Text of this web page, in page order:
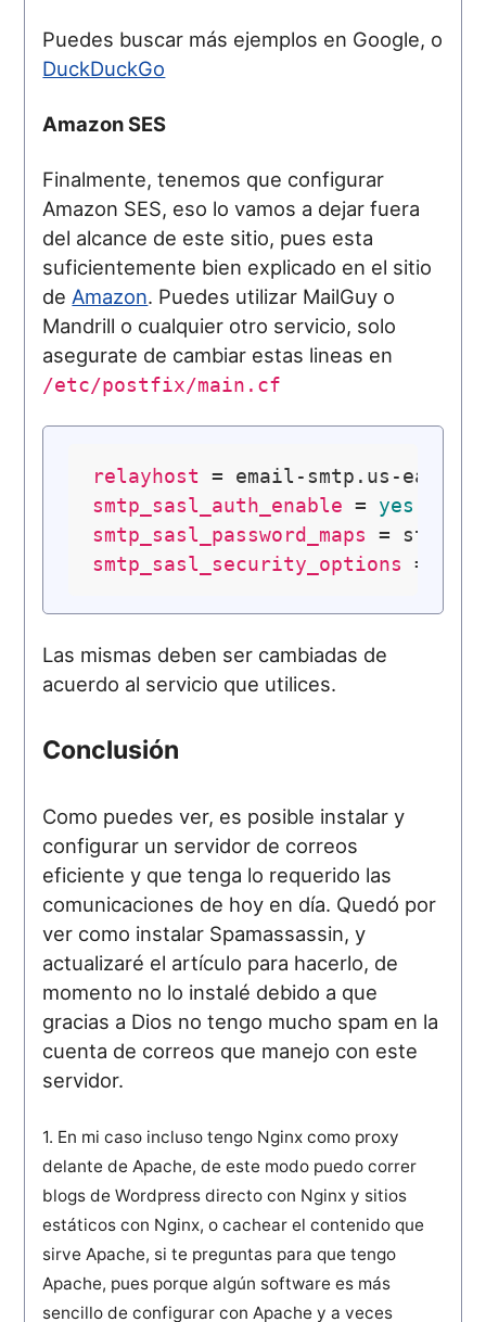
Puedes buscar más ejemplos en Google, o
DuckDuckGo
Amazon SES
Finalmente, tenemos que configurar
Amazon SES, eso lo vamos a dejar fuera
del alcance de este sitio, pues esta
suficientemente bien explicado en el sitio
de Amazon. Puedes utilizar MailGuy o
Mandrill o cualquier otro servicio, solo
asegurate de cambiar estas lineas en
/etc/postfix/main.cf
relayhost = email-smtp.us-east-
smtp_sasl_auth_enable = yes
smtp_sasl_password_maps
smtp_sasl_security_options
Las mismas deben ser cambiadas de
acuerdo al servicio que utilices.
Conclusión
Como puedes ver, es posible instalar y
configurar un servidor de correos
eficiente y que tenga lo requerido las
comunicaciones de hoy en día. Quedó por
ver como instalar Spamassassin, y
actualizaré el artículo para hacerlo, de
momento no lo instalé debido a que
gracias a Dios no tengo mucho spam en la
cuenta de correos que manejo con este
servidor.
1. En mi caso incluso tengo Nginx como proxy
delante de Apache, de este modo puedo correr
blogs de Wordpress directo con Nginx y sitios
estáticos con Nginx, o cachear el contenido que
sirve Apache, si te preguntas para que tengo
Apache, pues porque algún software es más
sencillo de configurar con Apache y a veces